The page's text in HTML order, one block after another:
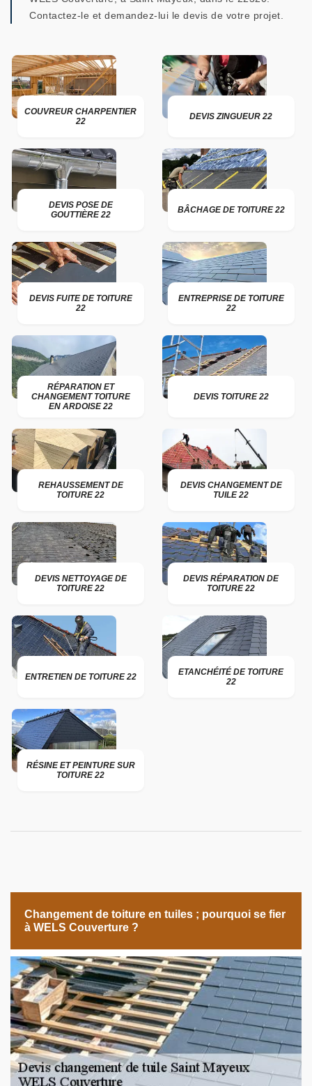
Contactez-le et demandez-lui le devis de votre projet.
COUVREUR CHARPENTIER
22
DEVIS ZINGUEUR 22
DEVIS POSE DE
GOUTTIÈRE 22
BÂCHAGE DE TOITURE 22
DEVIS FUITE DE TOITURE
22
ENTREPRISE DE TOITURE
22
RÉPARATION ET
CHANGEMENT TOITURE
EN ARDOISE 22
DEVIS TOITURE 22
REHAUSSEMENT DE
TOITURE 22
DEVIS CHANGEMENT DE
TUILE 22
DEVIS NETTOYAGE DE
TOITURE 22
DEVIS RÉPARATION DE
TOITURE 22
ENTRETIEN DE TOITURE 22
ETANCHÉITÉ DE TOITURE
22
RÉSINE ET PEINTURE SUR
TOITURE 22
Changement de toiture en tuiles ; pourquoi se fier
à WELS Couverture ?